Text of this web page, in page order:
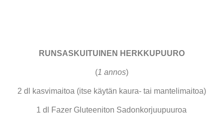
RUNSASKUITUINEN HERKKUPUURO
(1 annos)
2 dl kasvimaitoa (itse käytän kaura- tai mantelimaitoa)
1 dl Fazer Gluteeniton Sadonkorjuupuuroa